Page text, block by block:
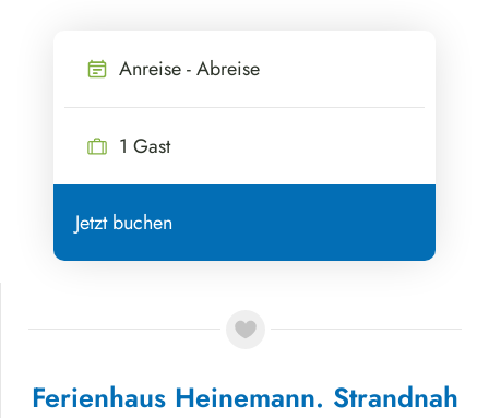
Ferienhaus Heinemann. Strandnah